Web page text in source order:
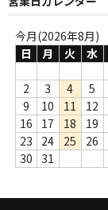
Webのみ no.1
Webのみ no.2
Webのみ no.3
Webのみ no.4
今月(2026年8月)
日
月 火 水
2
3 4 5
9
10 11 12
16
17 18 19
23
24 25 26
30
31